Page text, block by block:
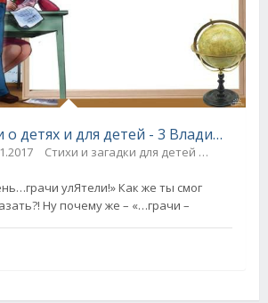
Стихи о детях и для детей - 3 Владимир Шебзухов
Стихи и загадки для детей
улЯтели!» Как же ты смог
Ну почему же – «…грачи –